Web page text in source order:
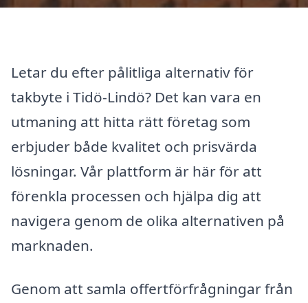
Letar du efter pålitliga alternativ för
takbyte i Tidö-Lindö? Det kan vara en
utmaning att hitta rätt företag som
erbjuder både kvalitet och prisvärda
lösningar. Vår plattform är här för att
förenkla processen och hjälpa dig att
navigera genom de olika alternativen på
marknaden.
Genom att samla offertförfrågningar från